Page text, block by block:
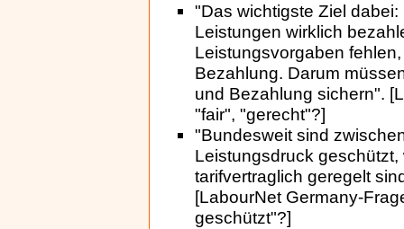
"Das wichtigste Ziel
Leistungen wirklich
Leistungsvorgaben
Bezahlung. Darum
und Bezahlung sichern".
"fair", "gerecht"?]
"Bundesweit sind
Leistungsdruck
tarifvertraglich geregelt
[LabourNet Germany-
geschützt"?]